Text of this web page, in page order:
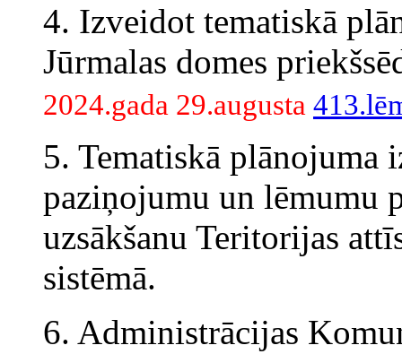
4. Izveidot tematiskā
Jūrmalas domes
2024.gada 29.augusta
5. Tematiskā plānojuma
paziņojumu un lēmumu
uzsākšanu Teritorijas
sistēmā.
6. Administrācijas